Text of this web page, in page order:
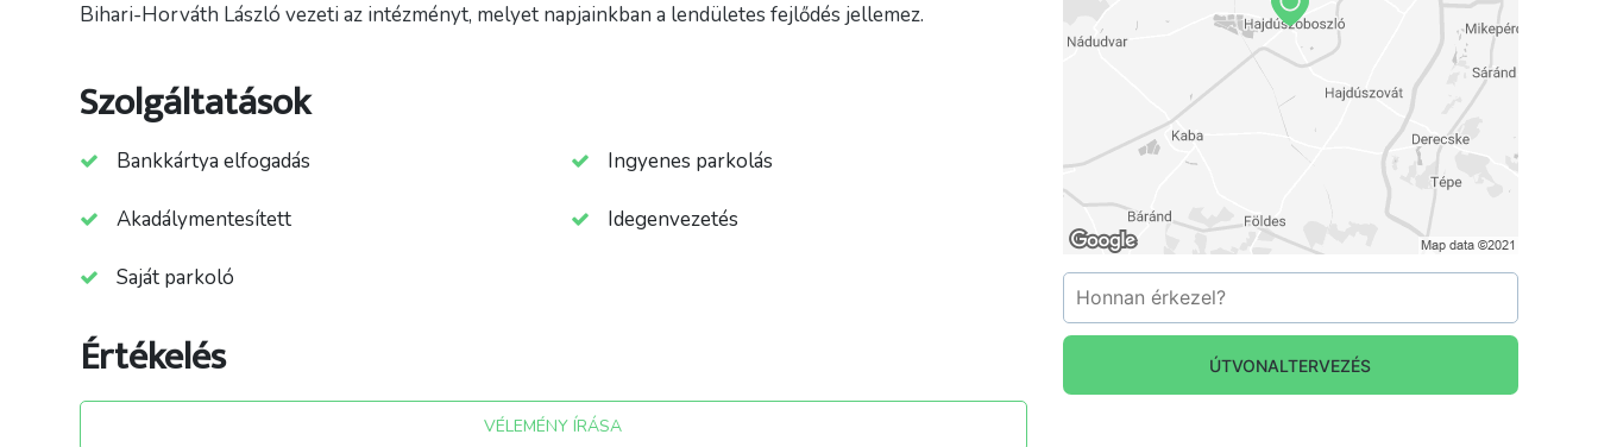
Bihari-Horváth László vezeti az intézményt, melyet napjainkban a lendületes fejlődés jellemez.
Szolgáltatások
Bankkártya elfogadás Ingyenes parkolás
Akadálymentesített Idegenvezetés
Saját parkoló
Értékelés
VÉLEMÉNY ÍRÁSA
ÚTVONALTERVEZÉS